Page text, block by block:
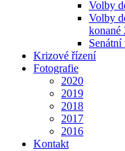
Volby
Volby
konané
Krizové řízení
Fotografie
2020
2019
2018
2017
2016
Kontakt